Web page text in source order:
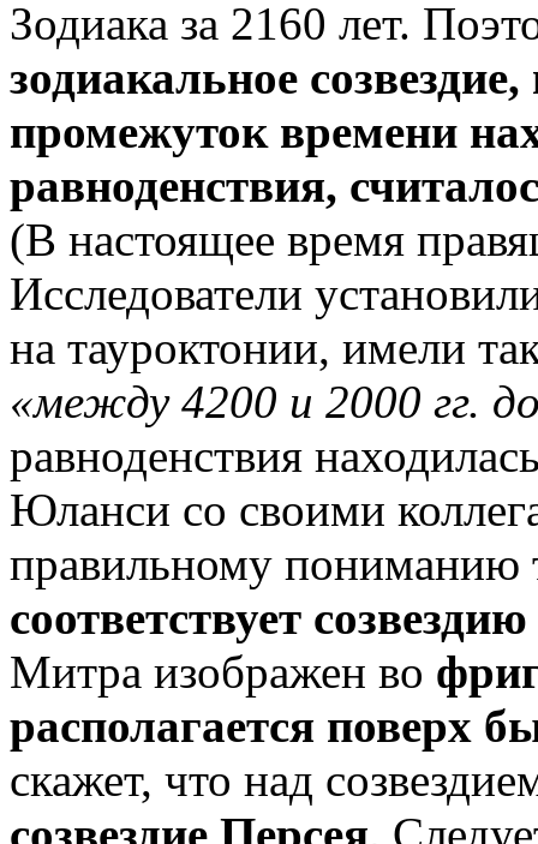
Зодиака за 2160 лет.
зодиакальное
промежуток времени
равноденствия,
(В настоящее время
Исследователи
на тауроктонии, имели
«между 4200 и 2000 гг.
равноденствия
Юланси со своими
правильному пониманию
соответствует
Митра изображен во
располагается поверх
скажет, что над
созвездие Персея.